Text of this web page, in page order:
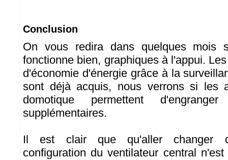
Conclusion
On vous redira dans quelques mois
fonctionne bien, graphiques à l'appui.
d'économie d'énergie grâce à la
sont déjà acquis, nous verrons si les
domotique permettent
supplémentaires.
Il est clair que qu'aller changer
configuration du ventilateur central